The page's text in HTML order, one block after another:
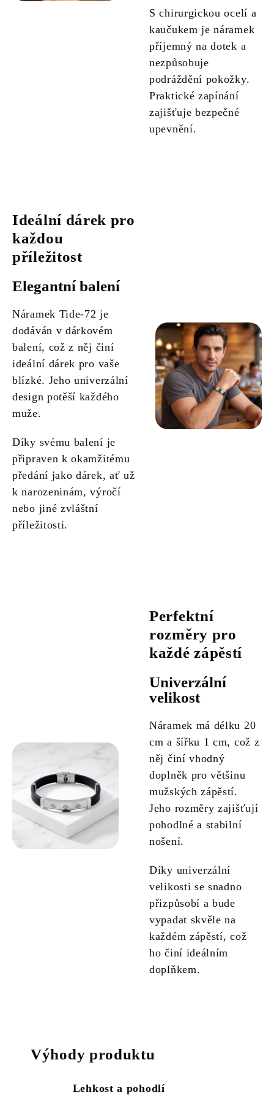
S chirurgickou ocelí a
kaučukem je náramek
příjemný na dotek a
nezpůsobuje
podráždění pokožky.
Praktické zapínání
zajišťuje bezpečné
upevnění.
Ideální dárek pro
každou
příležitost
Elegantní balení
Náramek Tide-72 je
dodáván v dárkovém
balení, což z něj činí
ideální dárek pro vaše
blízké. Jeho univerzální
design potěší každého
muže.
Díky svému balení je
připraven k okamžitému
předání jako dárek, ať už
k narozeninám, výročí
nebo jiné zvláštní
příležitosti.
Perfektní
rozměry pro
každé zápěstí
Univerzální
velikost
Náramek má délku 20
cm a šířku 1 cm, což z
něj činí vhodný
doplněk pro většinu
mužských zápěstí.
Jeho rozměry zajišťují
pohodlné a stabilní
nošení.
Díky univerzální
velikosti se snadno
přizpůsobí a bude
vypadat skvěle na
každém zápěstí, což
ho činí ideálním
doplňkem.
Výhody produktu
Lehkost a pohodlí